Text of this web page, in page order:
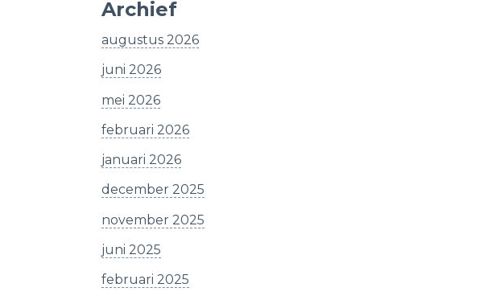
Archief
augustus 2026
juni 2026
mei 2026
februari 2026
januari 2026
december 2025
november 2025
juni 2025
februari 2025